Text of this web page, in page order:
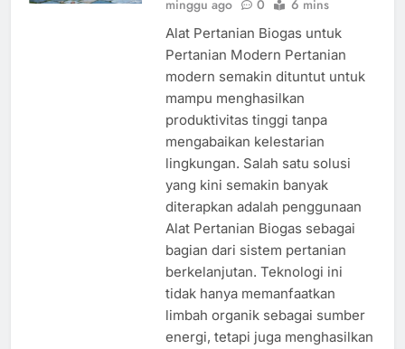
minggu ago
0 6 mins
Alat Pertanian Biogas untuk
Pertanian Modern Pertanian
modern semakin dituntut untuk
mampu menghasilkan
produktivitas tinggi tanpa
mengabaikan kelestarian
lingkungan. Salah satu solusi
yang kini semakin banyak
diterapkan adalah penggunaan
Alat Pertanian Biogas sebagai
bagian dari sistem pertanian
berkelanjutan. Teknologi ini
tidak hanya memanfaatkan
limbah organik sebagai sumber
energi, tetapi juga menghasilkan